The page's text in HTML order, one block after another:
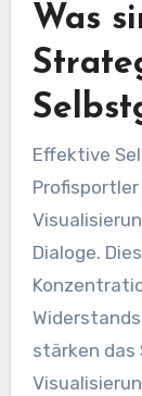
Was
Effektive
Dialoge.
stärken das